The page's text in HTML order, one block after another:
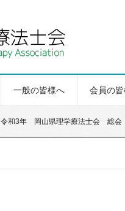
一般の皆様へ 会員の
令和3年 岡山県理学療法士会 総会